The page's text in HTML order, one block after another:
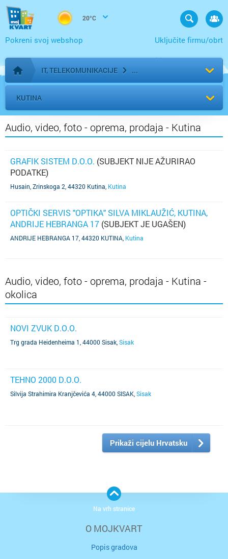
20°C
Uključite firmu/obrt
Pokreni svoj webshop
Početna stranica
IT, TELEKOMUNIKACIJE
KUTINA
Audio, video, foto - oprema, prodaja - Kutina
GRAFIK SISTEM D.O.O. (SUBJEKT NIJE AŽURIRAO
PODATKE)
Husain, Zrinskoga 2, 44320 Kutina Kutina
OPTIČKI SERVIS "OPTIKA" SILVA MIKLAUŽIĆ, KUTINA,
ANDRIJE HEBRANGA 17 (SUBJEKT JE UGAŠEN)
ANDRIJE HEBRANGA 17, 44320 KUTINA Kutina
Audio, video, foto - oprema, prodaja - Kutina -
okolica
NOVI ZVUK D.O.O.
Trg grada Heidenheima 1, 44000 Sisak Sisak
TEHNO 2000 D.O.O.
Silvija Strahimira Kranjčevića 4, 44000 SISAK Sisak
Prikaži cijelu Hrvatsku
O MOJKVART
Popis gradova
Na vrh stranice